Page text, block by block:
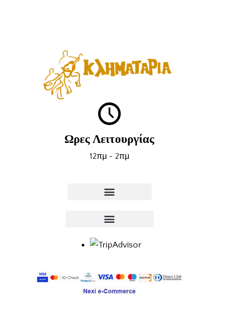
Ωρες Λειτουργίας
12πμ - 2πμ